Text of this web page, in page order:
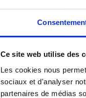
Ce site web utilise des
Les cookies nous
sociaux et d'analyser
partenaires de médias